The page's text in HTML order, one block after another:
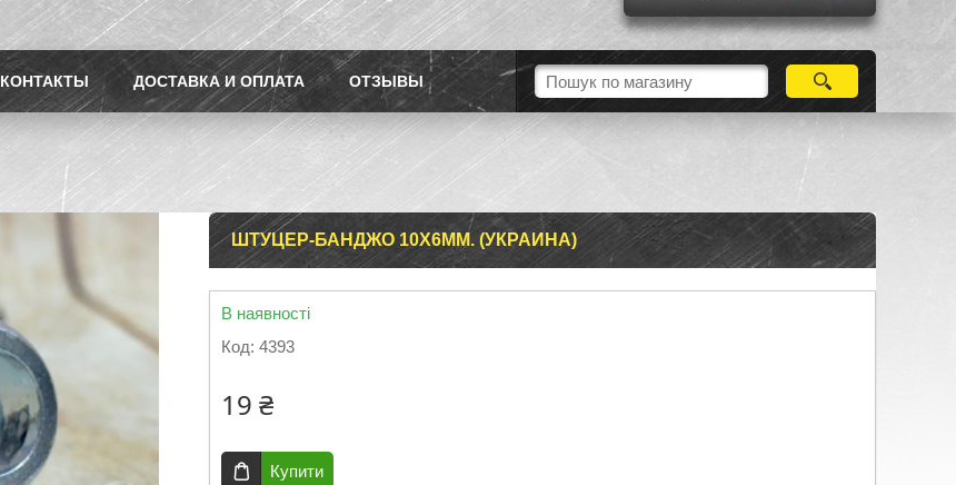
КОНТАКТЫ ДОСТАВКА И ОПЛАТА ОТЗЫВЫ
ШТУЦЕР-БАНДЖО 10Х6ММ. (УКРАИНА)
В наявності
Код: 4393
19 ₴
Купити